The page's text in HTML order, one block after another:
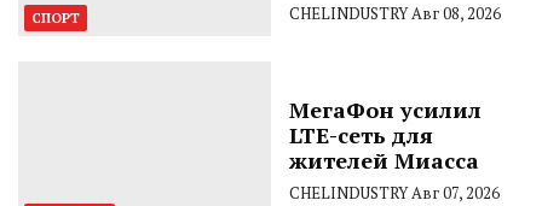
СПОРТ CHELINDUSTRYАвг 08, 2026
МегаФон усилил
LTE-сеть для
жителей Миасса
CHELINDUSTRYАвг 07, 2026